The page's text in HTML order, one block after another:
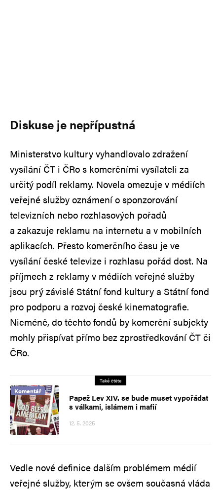
Diskuse je nepřípustná
Ministerstvo kultury vyhandlovalo zdražení
vysílání ČT i ČRo s komerčními vysílateli za
určitý podíl reklamy. Novela omezuje v médiích
veřejné služby oznámení o sponzorování
televizních nebo rozhlasových pořadů
a zakazuje reklamu na internetu a v mobilních
aplikacích. Přesto komerčního času je ve
vysílání české televize i rozhlasu pořád dost. Na
příjmech z reklamy v médiích veřejné služby
jsou prý závislé Státní fond kultury a Státní fond
pro podporu a rozvoj české kinematografie.
Nicméně, do těchto fondů by komerční subjekty
mohly přispívat přímo bez zprostředkování ČT či
ČRo.
Také čtěte
Komentář
Papež Lev XIV. se bude muset vypořádat
s válkami, islámem i mafií
12. 5. 2025
Vedle nové definice dalším problémem médií
veřejné služby, kterým se ovšem současná vláda